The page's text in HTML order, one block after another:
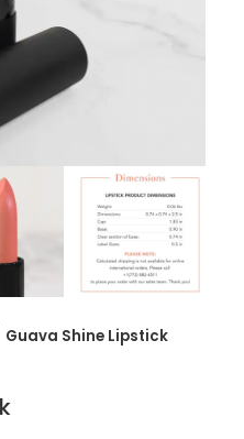
Guava Shine Lipstick